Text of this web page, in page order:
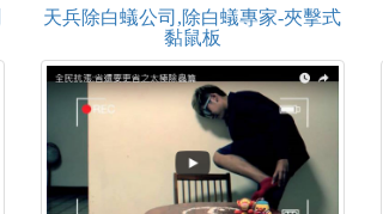
天兵除白蟻公司,除白蟻專家-夾擊式
黏鼠板